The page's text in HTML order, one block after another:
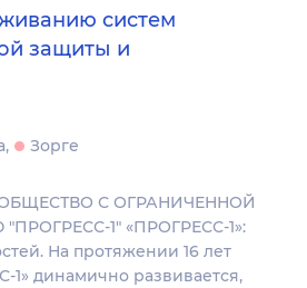
систем
защиты и
Зорге
ОБЩЕСТВО С ОГРАНИЧЕННОЙ
1" «ПРОГРЕСС-1»:
На протяжении 16 лет
1» динамично развивается,